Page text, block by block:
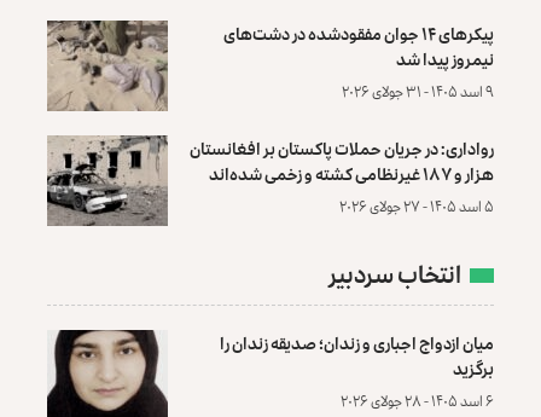
پیکرهای ۱۴ جوان مفقودشده در دشت‌های
نیمروز پیدا شد
۹ اسد ۱۴۰۵ - ۳۱ جولای ۲۰۲۶
رواداری: در جریان حملات پاکستان بر افغانستان
هزار و ۱۸۷ غیرنظامی کشته و زخمی شده‌اند
۵ اسد ۱۴۰۵ - ۲۷ جولای ۲۰۲۶
انتخاب سردبیر
میان ازدواج اجباری و زندان؛ صدیقه زندان را
برگزید
۶ اسد ۱۴۰۵ - ۲۸ جولای ۲۰۲۶